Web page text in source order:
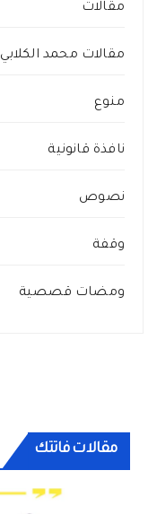
مقالات
مقالات محمد الكلابي
منوع
نافذة قانونية
نصوص
وقفة
ومضات قصصية
مقالات فاتتك